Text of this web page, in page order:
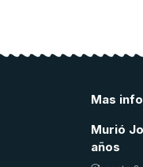
Mas info
Murió
años